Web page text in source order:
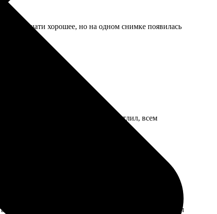
печати хорошее, но на одном снимке появилась
все объяснили. Результат впечатлил, всем
на высоте, все отлично напечатано. Рад, что выбрал